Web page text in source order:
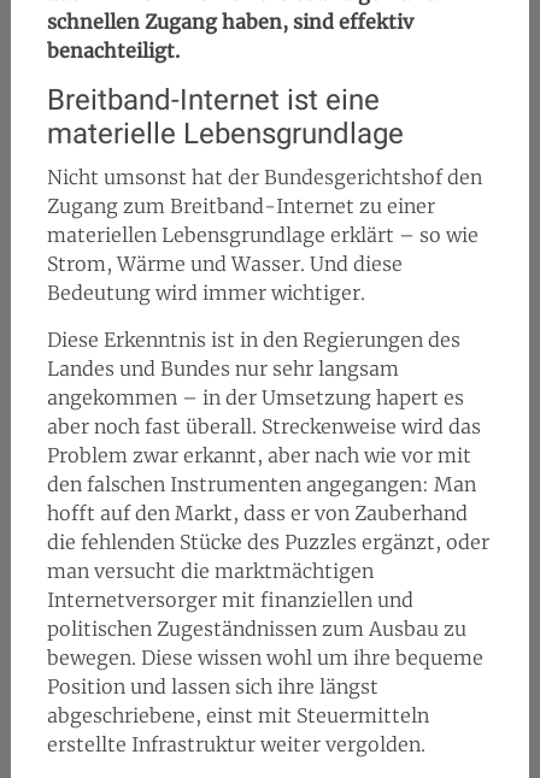
schnellen Zugang haben, sind effektiv
benachteiligt.
Breitband-Internet ist eine
materielle Lebensgrundlage
Nicht umsonst hat der Bundesgerichtshof den
Zugang zum Breitband-Internet zu einer
materiellen Lebensgrundlage erklärt – so wie
Strom, Wärme und Wasser. Und diese
Bedeutung wird immer wichtiger.
Diese Erkenntnis ist in den Regierungen des
Landes und Bundes nur sehr langsam
angekommen – in der Umsetzung hapert es
aber noch fast überall. Streckenweise wird das
Problem zwar erkannt, aber nach wie vor mit
den falschen Instrumenten angegangen: Man
hofft auf den Markt, dass er von Zauberhand
die fehlenden Stücke des Puzzles ergänzt, oder
man versucht die marktmächtigen
Internetversorger mit finanziellen und
politischen Zugeständnissen zum Ausbau zu
bewegen. Diese wissen wohl um ihre bequeme
Position und lassen sich ihre längst
abgeschriebene, einst mit Steuermitteln
erstellte Infrastruktur weiter vergolden.